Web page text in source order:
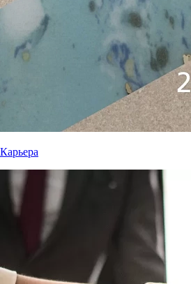
Карьера